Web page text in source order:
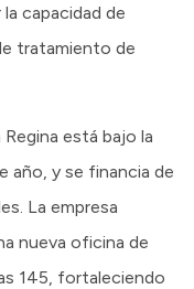
capacidad de
tratamiento de
está bajo la
año, y se financia de
La empresa
nueva oficina de
145, fortaleciendo